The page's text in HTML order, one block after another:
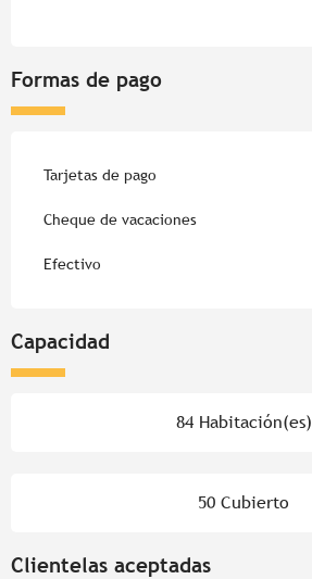
Formas de pago
Tarjetas de pago
Cheque de vacaciones
Efectivo
Capacidad
84 Habitación(es)
50 Cubierto
Clientelas aceptadas